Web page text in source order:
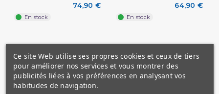
74,90 €
En stock
64,90 €
En stock
Ce site Web utilise ses propres cookies et ceux de tiers
pour améliorer nos services et vous montrer des
publicités liées à vos préférences en analysant vos
habitudes de navigation.